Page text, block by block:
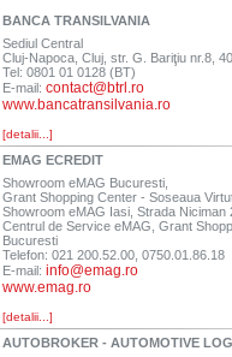
BANCA TRANSILVANIA
Sediul Central
Cluj-Napoca, Cluj, str. G. Bariţiu nr.8,
Tel: 0801 01 0128 (BT)
E-mail: contact@btrl.ro
www.bancatransilvania.ro
[detalii...]
EMAG ECREDIT
Showroom eMAG Bucuresti,
Grant Shopping Center - Soseaua
Showroom eMAG Iasi, Strada Niciman
Centrul de Service eMAG, Grant
Bucuresti
Telefon: 021 200.52.00, 0750.01.86.18
E-mail: info@emag.ro
www.emag.ro
[detalii...]
AUTOBROKER - AUTOMOTIVE